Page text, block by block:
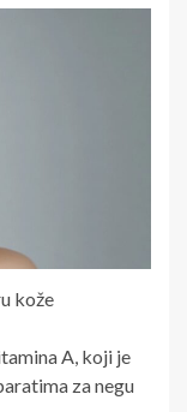
kože
A, koji je
za negu